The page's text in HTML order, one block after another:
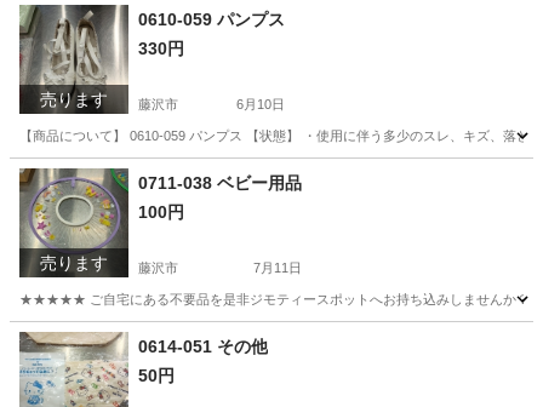
神奈川 藤沢市 キッズ用品 new balance
売ります
0610-059 パンプス
330円
藤沢市 6月10日
【商品について】 0610-059 パンプス 【状態】 ・使用に伴う多少のスレ、キズ、落
神奈川 藤沢市 リユース
売ります
0711-038 ベビー用品
100円
藤沢市 7月11日
★★★★★ ご自宅にある不要品を是非ジモティースポットへお持ち込みしませんか？
神奈川 藤沢市 ベビー用品
0614-051 その他
50円